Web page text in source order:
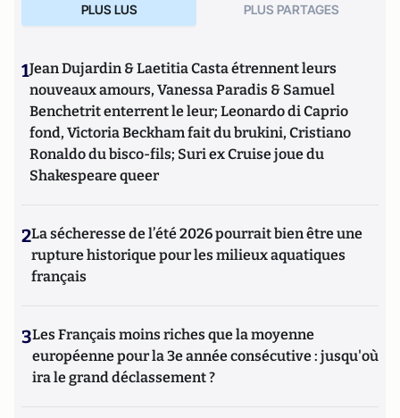
PLUS LUS PLUS PARTAGES
1Jean Dujardin & Laetitia Casta étrennent leurs
nouveaux amours, Vanessa Paradis & Samuel
Benchetrit enterrent le leur; Leonardo di Caprio
fond, Victoria Beckham fait du brukini, Cristiano
Ronaldo du bisco-fils; Suri ex Cruise joue du
Shakespeare queer
2La sécheresse de l’été 2026 pourrait bien être une
rupture historique pour les milieux aquatiques
français
3Les Français moins riches que la moyenne
européenne pour la 3e année consécutive : jusqu'où
ira le grand déclassement ?